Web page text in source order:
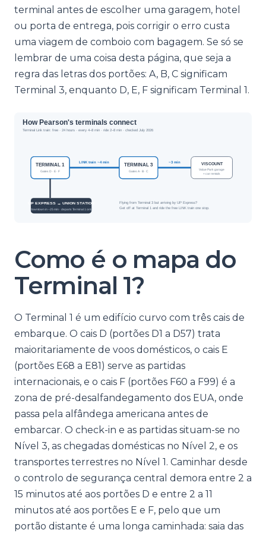
terminal antes de escolher uma garagem, hotel
ou porta de entrega, pois corrigir o erro custa
uma viagem de comboio com bagagem. Se só se
lembrar de uma coisa desta página, que seja a
regra das letras dos portões: A, B, C significam
Terminal 3, enquanto D, E, F significam Terminal 1.
Como é o mapa do
Terminal 1?
O Terminal 1 é um edifício curvo com três cais de
embarque. O cais D (portões D1 a D57) trata
maioritariamente de voos domésticos, o cais E
(portões E68 a E81) serve as partidas
internacionais, e o cais F (portões F60 a F99) é a
zona de pré-desalfandegamento dos EUA, onde
passa pela alfândega americana antes de
embarcar. O check-in e as partidas situam-se no
Nível 3, as chegadas domésticas no Nível 2, e os
transportes terrestres no Nível 1. Caminhar desde
o controlo de segurança central demora entre 2 a
15 minutos até aos portões D e entre 2 a 11
minutos até aos portões E e F, pelo que um
portão distante é uma longa caminhada: saia das